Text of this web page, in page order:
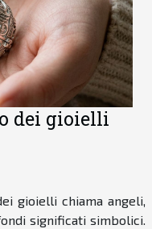
dei gioielli
gioielli chiama angeli,
significati simbolici.